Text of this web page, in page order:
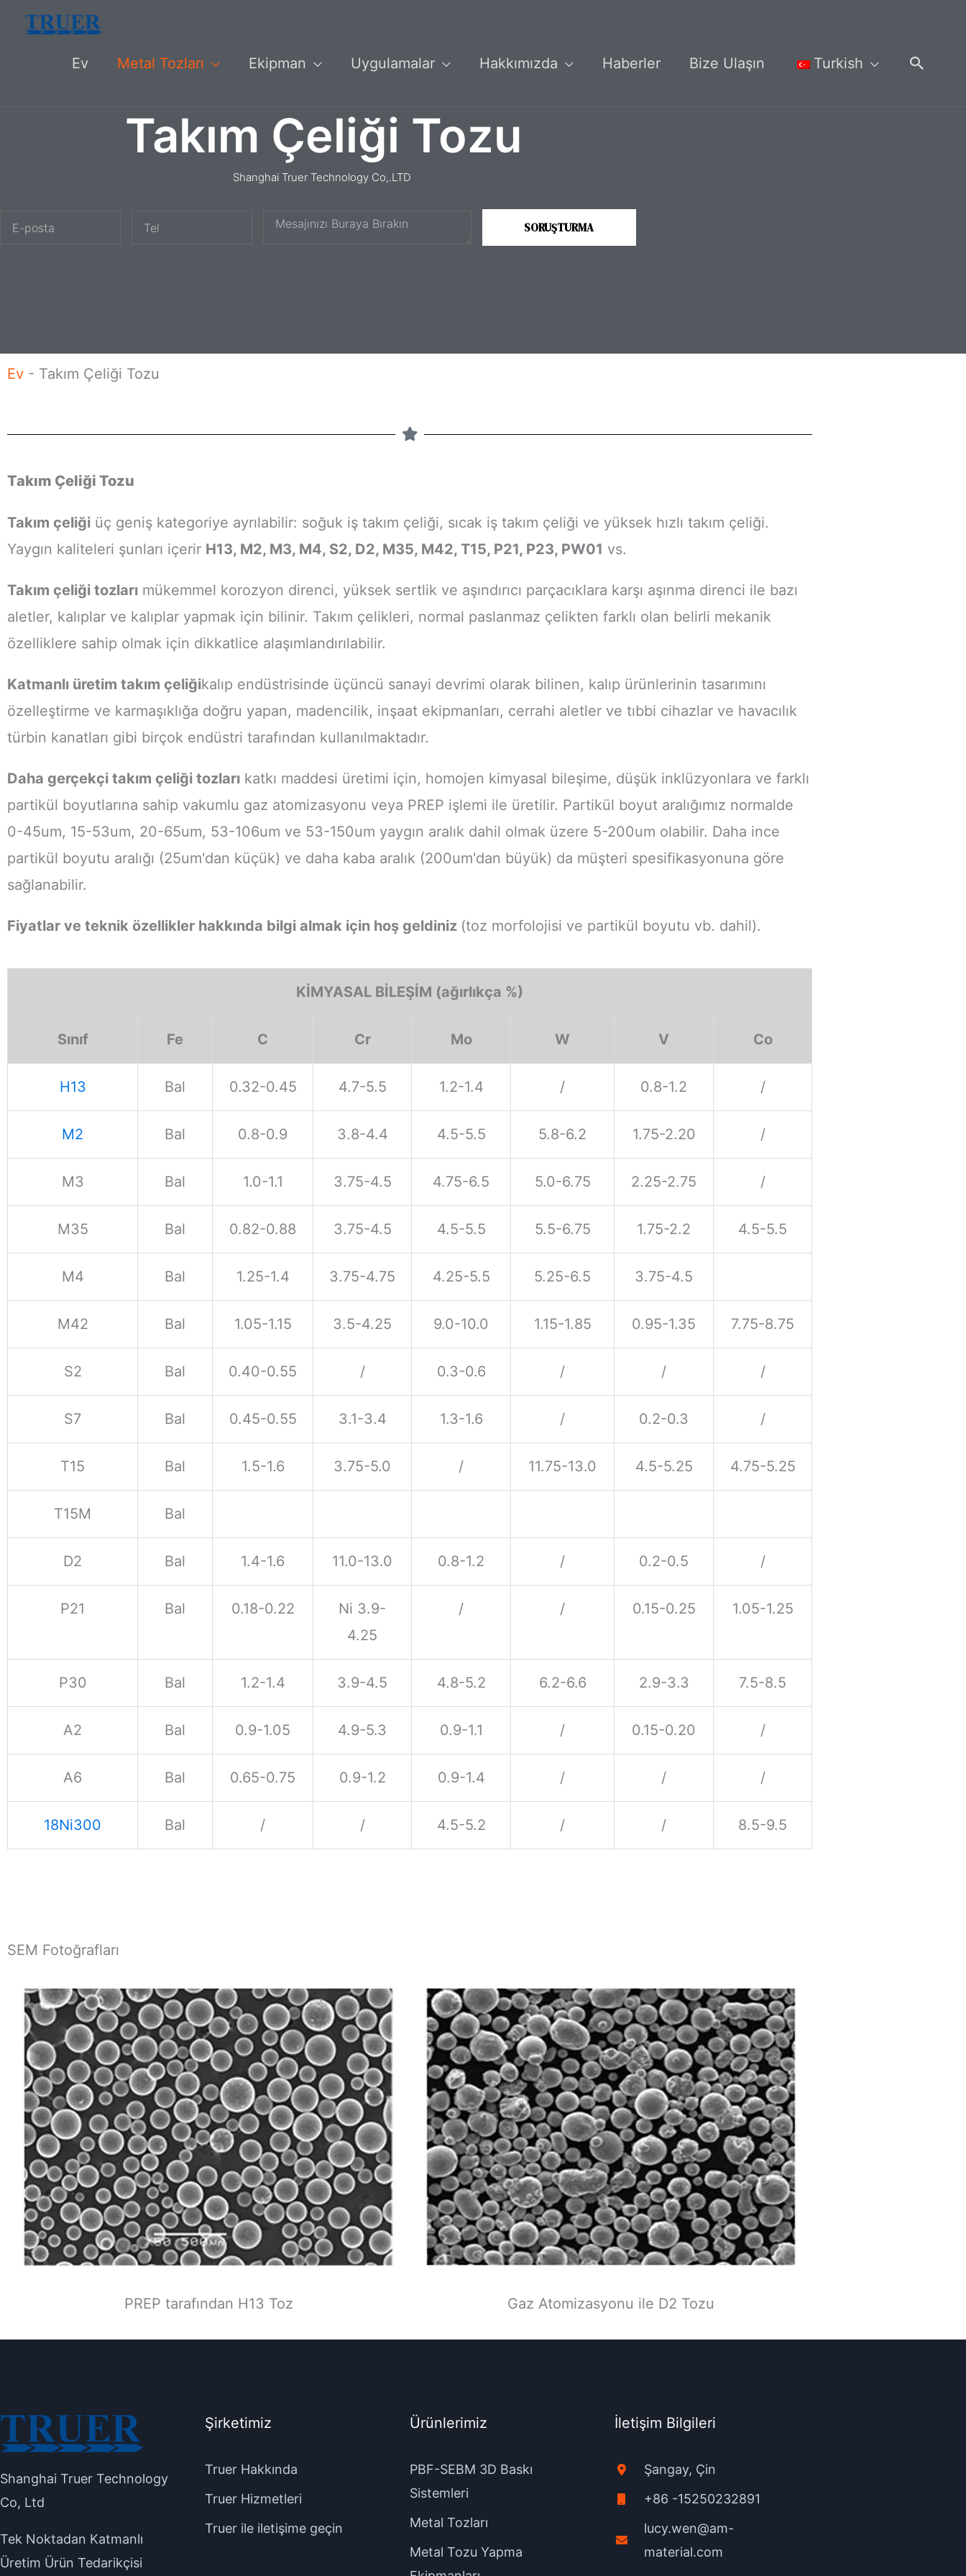
İçeriğe
Ev
Metal Tozları Ekipman Uygulamalar Hakkımızda Haberler Bize Ulaşın Turkish Arama
Takım Çeliği Tozu
Shanghai Truer Technology Co,.LTD
t
SORUŞTURMA
Ev - Takım Çeliği Tozu
Takım Çeliği Tozu
Takım çeliği üç geniş kategoriye ayrılabilir: soğuk iş takım çeliği, sıcak iş takım çeliği ve yüksek hızlı takım çeliği.
Yaygın kaliteleri şunları içerir H13, M2, M3, M4, S2, D2, M35, M42, T15, P21, P23, PW01 vs.
Takım çeliği tozları mükemmel korozyon direnci, yüksek sertlik ve aşındırıcı parçacıklara karşı aşınma direnci ile bazı
aletler, kalıplar ve kalıplar yapmak için bilinir. Takım çelikleri, normal paslanmaz çelikten farklı olan belirli mekanik
özelliklere sahip olmak için dikkatlice alaşımlandırılabilir.
Katmanlı üretim takım çeliğikalıp endüstrisinde üçüncü sanayi devrimi olarak bilinen, kalıp ürünlerinin tasarımını
özelleştirme ve karmaşıklığa doğru yapan, madencilik, inşaat ekipmanları, cerrahi aletler ve tıbbi cihazlar ve havacılık
türbin kanatları gibi birçok endüstri tarafından kullanılmaktadır.
Daha gerçekçi takım çeliği tozları katkı maddesi üretimi için, homojen kimyasal bileşime, düşük inklüzyonlara ve farklı
partikül boyutlarına sahip vakumlu gaz atomizasyonu veya PREP işlemi ile üretilir. Partikül boyut aralığımız normalde
0-45um, 15-53um, 20-65um, 53-106um ve 53-150um yaygın aralık dahil olmak üzere 5-200um olabilir. Daha ince
partikül boyutu aralığı (25um'dan küçük) ve daha kaba aralık (200um'dan büyük) da müşteri spesifikasyonuna göre
sağlanabilir.
Fiyatlar ve teknik özellikler hakkında bilgi almak için hoş geldiniz (toz morfolojisi ve partikül boyutu vb. dahil).
KİMYASAL BİLEŞİM (ağırlıkça %)
Sınıf Fe C Cr Mo W V Co
H13 Bal 0.32-0.45 4.7-5.5 1.2-1.4 / 0.8-1.2 /
M2 Bal 0.8-0.9 3.8-4.4 4.5-5.5 5.8-6.2 1.75-2.20 /
M3 Bal 1.0-1.1 3.75-4.5 4.75-6.5 5.0-6.75 2.25-2.75 /
M35 Bal 0.82-0.88 3.75-4.5 4.5-5.5 5.5-6.75 1.75-2.2 4.5-5.5
M4 Bal 1.25-1.4 3.75-4.75 4.25-5.5 5.25-6.5 3.75-4.5
M42 Bal 1.05-1.15 3.5-4.25 9.0-10.0 1.15-1.85 0.95-1.35 7.75-8.75
S2 Bal 0.40-0.55 / 0.3-0.6 / / /
S7 Bal 0.45-0.55 3.1-3.4 1.3-1.6 / 0.2-0.3 /
T15 Bal 1.5-1.6 3.75-5.0 / 11.75-13.0 4.5-5.25 4.75-5.25
T15M Bal
D2 Bal 1.4-1.6 11.0-13.0 0.8-1.2 / 0.2-0.5 /
P21 Bal 0.18-0.22
Ni 3.9-
4.25
/ / 0.15-0.25 1.05-1.25
P30 Bal 1.2-1.4 3.9-4.5 4.8-5.2 6.2-6.6 2.9-3.3 7.5-8.5
A2 Bal 0.9-1.05 4.9-5.3 0.9-1.1 / 0.15-0.20 /
A6 Bal 0.65-0.75 0.9-1.2 0.9-1.4 / / /
18Ni300 Bal / / 4.5-5.2 / / 8.5-9.5
SEM Fotoğrafları
PREP tarafından H13 Toz Gaz Atomizasyonu ile D2 Tozu
Shanghai Truer Technology
Co, Ltd
Tek Noktadan Katmanlı
Üretim Ürün Tedarikçisi
Şirketimiz
Truer Hakkında
Truer Hizmetleri
Truer ile iletişime geçin
Ürünlerimiz
PBF-SEBM 3D Baskı
Sistemleri
Metal Tozları
Metal Tozu Yapma
İletişim Bilgileri
Şangay, Çin
+86 -15250232891
lucy.wen@am-
material.com